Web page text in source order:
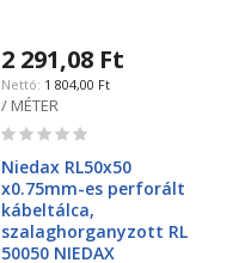
2 291,08 Ft
1 804,00 Ft
/ MÉTER
Rating:
Niedax RL50x50
x0.75mm-es perforált
kábeltálca,
szalaghorganyzott RL
50050 NIEDAX